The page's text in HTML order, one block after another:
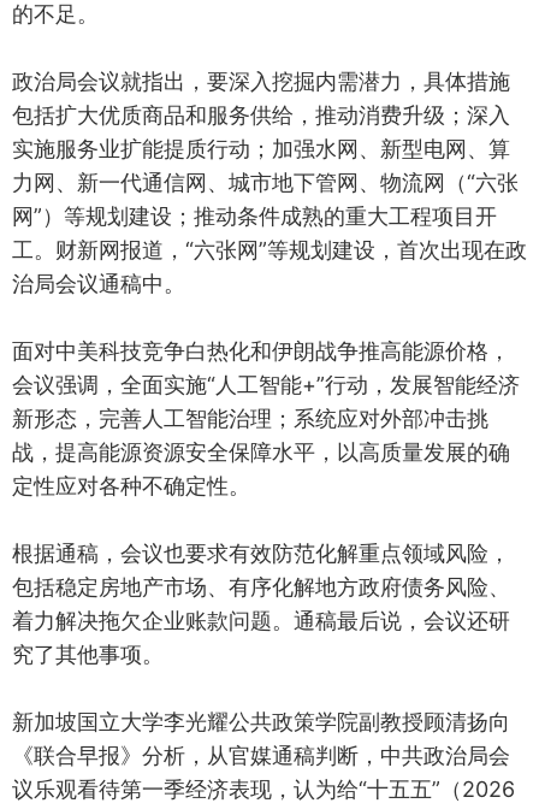
的不足。
政治局会议就指出，要深入挖掘内需潜力，具体措施
包括扩大优质商品和服务供给，推动消费升级；深入
实施服务业扩能提质行动；加强水网、新型电网、算
力网、新一代通信网、城市地下管网、物流网（“六张
网”）等规划建设；推动条件成熟的重大工程项目开
工。财新网报道，“六张网”等规划建设，首次出现在政
治局会议通稿中。
面对中美科技竞争白热化和伊朗战争推高能源价格，
会议强调，全面实施“人工智能+”行动，发展智能经济
新形态，完善人工智能治理；系统应对外部冲击挑
战，提高能源资源安全保障水平，以高质量发展的确
定性应对各种不确定性。
根据通稿，会议也要求有效防范化解重点领域风险，
包括稳定房地产市场、有序化解地方政府债务风险、
着力解决拖欠企业账款问题。通稿最后说，会议还研
究了其他事项。
新加坡国立大学李光耀公共政策学院副教授顾清扬向
《联合早报》分析，从官媒通稿判断，中共政治局会
议乐观看待第一季经济表现，认为给“十五五”（2026